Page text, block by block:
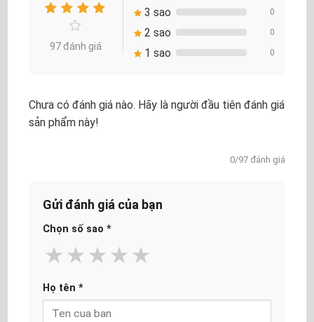
97 đánh giá
3 sao 0
2 sao 0
1 sao 0
Chưa có đánh giá nào. Hãy là người đầu tiên đánh giá
sản phẩm này!
0/97 đánh giá
Gửi đánh giá của bạn
Chọn số sao *
★
★
★
★
★
Họ tên *